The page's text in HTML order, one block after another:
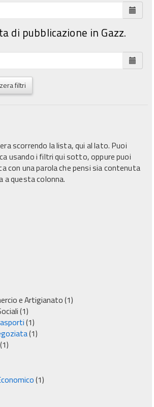
di pubblicazione in Gazz.
filtri
scorrendo la lista, qui al lato. Puoi
usando i filtri qui sotto, oppure puoi
con una parola che pensi sia contenuta
a questa colonna.
e Artigianato(1)
(1)
(1)
(1)
(1)
(1)